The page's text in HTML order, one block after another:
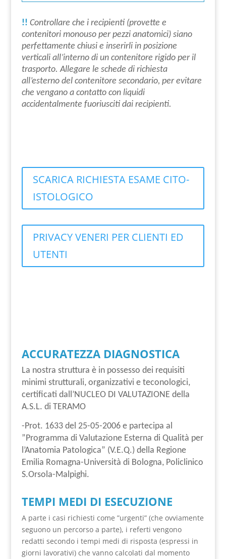
!! Controllare che i recipienti (provette e
contenitori monouso per pezzi anatomici) siano
perfettamente chiusi e inserirli in posizione
verticali all’interno di un contenitore rigido per il
trasporto. Allegare le schede di richiesta
all’esterno del contenitore secondario, per evitare
che vengano a contatto con liquidi
accidentalmente fuoriusciti dai recipienti.
SCARICA RICHIESTA ESAME CITO-
ISTOLOGICO
PRIVACY VENERI PER CLIENTI ED
UTENTI
ACCURATEZZA DIAGNOSTICA
La nostra struttura è in possesso dei requisiti
minimi strutturali, organizzativi e teconologici,
certificati dall’NUCLEO DI VALUTAZIONE della
A.S.L. di TERAMO
-Prot. 1633 del 25-05-2006 e partecipa al
”Programma di Valutazione Esterna di Qualità per
l’Anatomia Patologica” (V.E.Q.) della Regione
Emilia Romagna-Università di Bologna, Policlinico
S.Orsola-Malpighi.
TEMPI MEDI DI ESECUZIONE
A parte i casi richiesti come ”urgenti” (che ovviamente
seguono un percorso a parte), i referti vengono
redatti secondo i tempi medi di risposta (espressi in
giorni lavorativi) che vanno calcolati dal momento